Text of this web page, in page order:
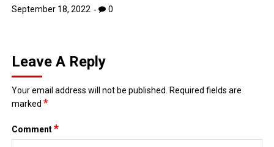
September 18, 2022 0
Leave A Reply
Your email address will not be published. Required fields are
marked*
Comment*